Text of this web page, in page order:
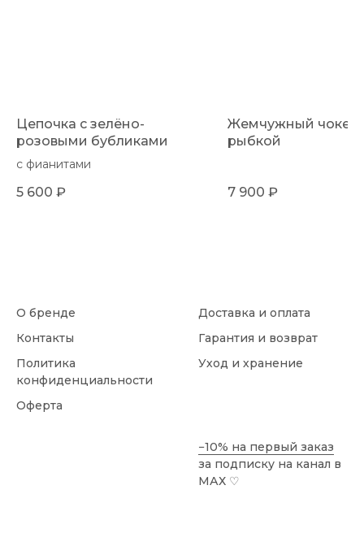
Цепочка с зелёно-
розовыми бубликами
с фианитами
5 600 ₽
Жемчужный чокер
рыбкой
7 900 ₽
О бренде
Контакты
Политика
конфиденциальности
Оферта
Доставка и оплата
Гарантия и возврат
Уход и хранение
−10% на первый заказ
за подписку на канал в
МАХ ♡